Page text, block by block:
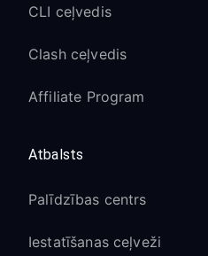
CLI ceļvedis
Clash ceļvedis
Affiliate Program
Atbalsts
Palīdzības centrs
Iestatīšanas ceļveži